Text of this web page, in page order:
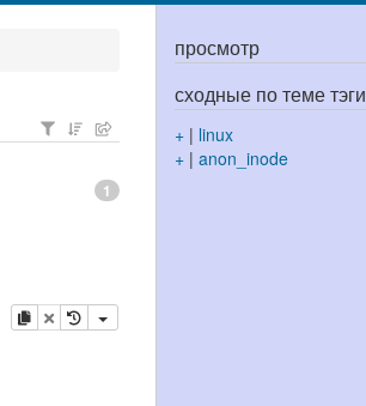
1
копировать
удалить
просмотр
сходные по теме тэги
+| linux
+| anon_inode